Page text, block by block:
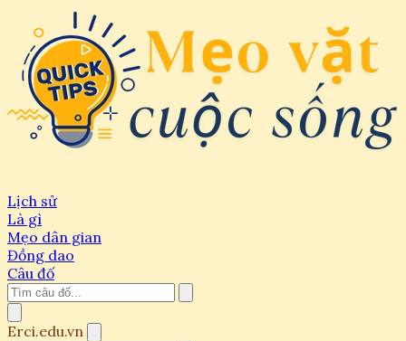
Lịch sử
Là gì
Mẹo dân gian
Đồng dao
Câu đố
Erci.edu.vn